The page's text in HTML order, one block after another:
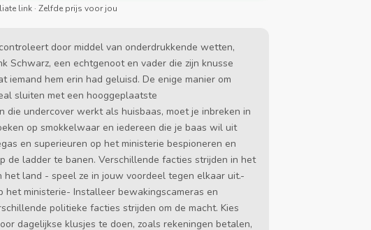
link · Zelfde prijs voor jou
door middel van onderdrukkende wetten,
Schwarz, een echtgenoot en vader die zijn knusse
hem erin had geluisd. De enige manier om
sluiten met een hooggeplaatste
die undercover werkt als huisbaas, moet je inbreken in
op smokkelwaar en iedereen die je baas wil uit
en superieuren op het ministerie bespioneren en
de ladder te banen. Verschillende facties strijden in het
het land - speel ze in jouw voordeel tegen elkaar uit.-
ministerie- Installeer bewakingscameras en
politieke facties strijden om de macht. Kies
dagelijkse klusjes te doen, zoals rekeningen betalen,